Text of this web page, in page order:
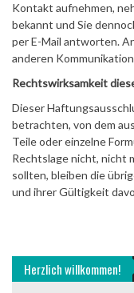
Kontakt aufnehmen,
bekannt und Sie
per E-Mail antworten.
anderen
Rechtswirksamkeit
Dieser
betrachten, von dem
Teile oder einzelne
Rechtslage nicht, nicht
sollten, bleiben die
und ihrer Gültigkeit
Herzlich willkommen!